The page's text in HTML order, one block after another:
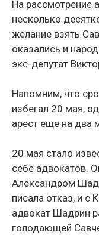
На рассмотрение
несколько
желание взять
оказались и
экс-депутат
Напомним, что
избегал 20 мая,
арест еще на два
20 мая стало
себе адвокатов.
Александром
писала отказ, и с
адвокат Шадрин
голодающей